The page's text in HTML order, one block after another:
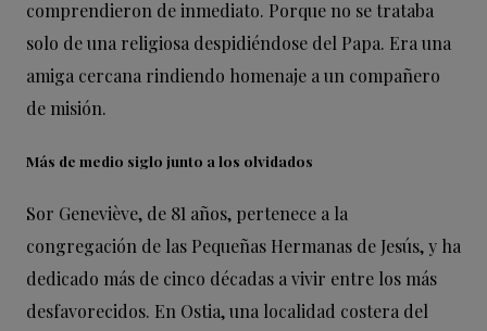
comprendieron de inmediato. Porque no se trataba
solo de una religiosa despidiéndose del Papa. Era una
amiga cercana rindiendo homenaje a un compañero
de misión.
Más de medio siglo junto a los olvidados
Sor Geneviève, de 81 años, pertenece a la
congregación de las Pequeñas Hermanas de Jesús, y ha
dedicado más de cinco décadas a vivir entre los más
desfavorecidos. En Ostia, una localidad costera del